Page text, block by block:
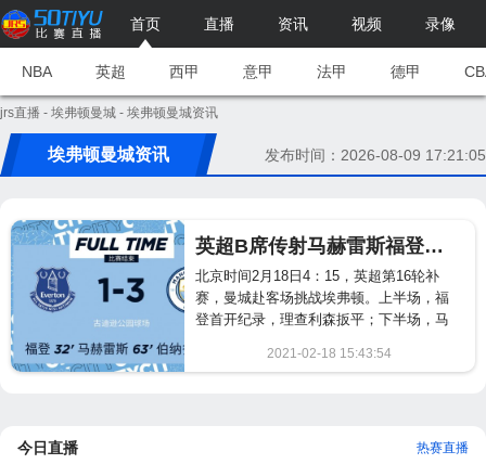
首页 直播 资讯 视频 录像
NBA 英超 西甲 意甲 法甲 德甲
jrs直播 - 埃弗顿曼城 - 埃弗顿曼城资讯
埃弗顿曼城资讯 发布时间：2026-08-09 17:21:05
英超B席传射马赫雷斯福登破门 曼城3-1埃弗顿豪取17连胜
北京时间2月18日4：15，英超第16轮补
赛，曼城赴客场挑战埃弗顿。上半场，福
登首开纪录，理查利森扳平；下半场，马
弗顿，各项赛事豪取17连胜。...
2021-02-18 15:43:54
818
今日直播 热赛直播